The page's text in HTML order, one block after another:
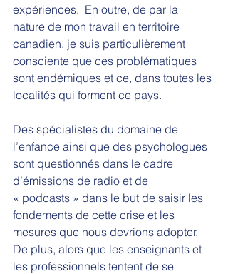
expériences.  En outre, de par la
nature de mon travail en territoire
canadien, je suis particulièrement
consciente que ces problématiques
sont endémiques et ce, dans toutes les
localités qui forment ce pays.
Des spécialistes du domaine de
l’enfance ainsi que des psychologues
sont questionnés dans le cadre
d’émissions de radio et de
« podcasts » dans le but de saisir les
fondements de cette crise et les
mesures que nous devrions adopter.
De plus, alors que les enseignants et
les professionnels tentent de se